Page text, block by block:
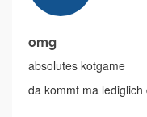
omg
absolutes kotgame
da kommt ma